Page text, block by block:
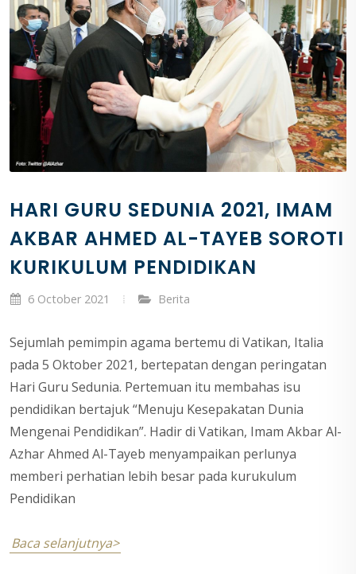
HARI GURU SEDUNIA 2021, IMAM
AKBAR AHMED AL-TAYEB SOROTI
KURIKULUM PENDIDIKAN
6 October 2021 Berita
Sejumlah pemimpin agama bertemu di Vatikan, Italia
pada 5 Oktober 2021, bertepatan dengan peringatan
Hari Guru Sedunia. Pertemuan itu membahas isu
pendidikan bertajuk “Menuju Kesepakatan Dunia
Mengenai Pendidikan”. Hadir di Vatikan, Imam Akbar Al-
Azhar Ahmed Al-Tayeb menyampaikan perlunya
memberi perhatian lebih besar pada kurukulum
Pendidikan
Baca selanjutnya>